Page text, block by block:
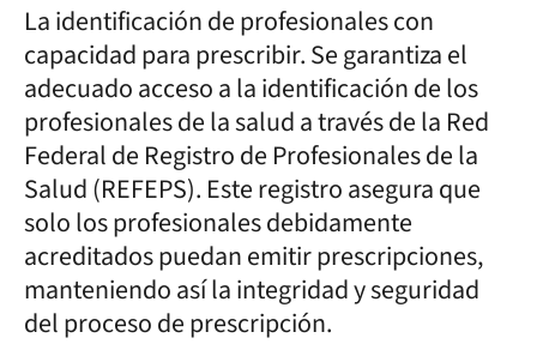
La identificación de profesionales con
capacidad para prescribir. Se garantiza el
adecuado acceso a la identificación de los
profesionales de la salud a través de la Red
Federal de Registro de Profesionales de la
Salud (REFEPS). Este registro asegura que
solo los profesionales debidamente
acreditados puedan emitir prescripciones,
manteniendo así la integridad y seguridad
del proceso de prescripción.